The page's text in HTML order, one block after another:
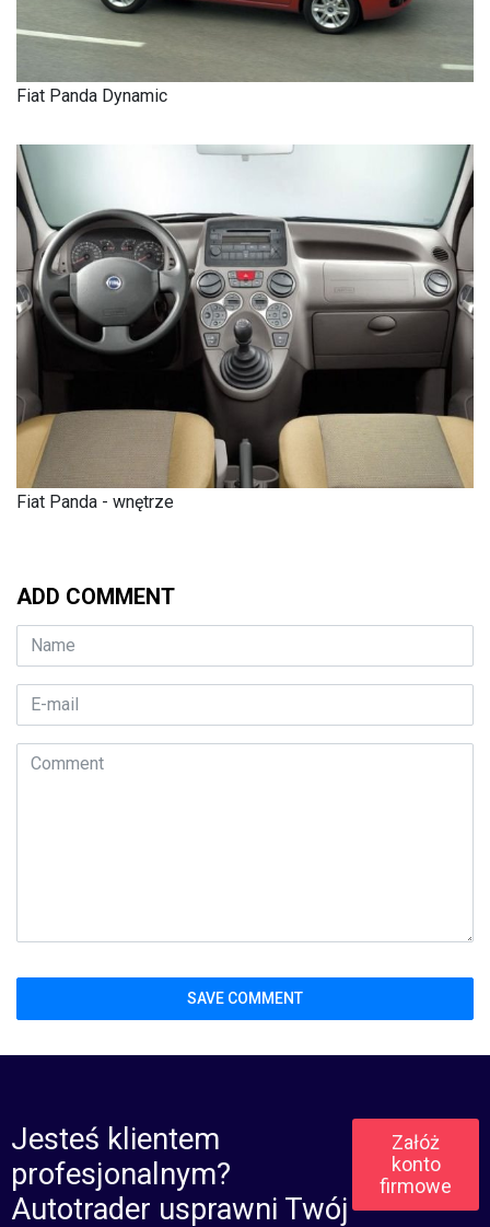
Fiat Panda Dynamic
Fiat Panda - wnętrze
ADD COMMENT
Jesteś klientem
profesjonalnym?
Autotrader usprawni Twój
Załóż
konto
firmowe